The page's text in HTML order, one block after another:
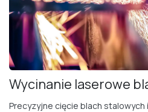
Wycinanie laserowe
Precyzyjne cięcie blach stalowych